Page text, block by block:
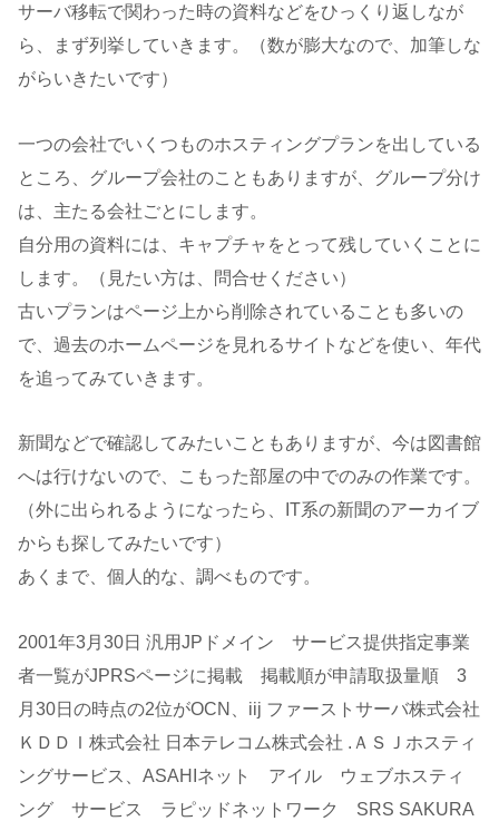
サーバ移転で関わった時の資料などをひっくり返しなが
ら、まず列挙していきます。（数が膨大なので、加筆しな
がらいきたいです）
一つの会社でいくつものホスティングプランを出している
ところ、グループ会社のこともありますが、グループ分け
は、主たる会社ごとにします。
自分用の資料には、キャプチャをとって残していくことに
します。（見たい方は、問合せください）
古いプランはページ上から削除されていることも多いの
で、過去のホームページを見れるサイトなどを使い、年代
を追ってみていきます。
新聞などで確認してみたいこともありますが、今は図書館
へは行けないので、こもった部屋の中でのみの作業です。
（外に出られるようになったら、IT系の新聞のアーカイブ
からも探してみたいです）
あくまで、個人的な、調べものです。
2001年3月30日 汎用JPドメイン サービス提供指定事業
者一覧がJPRSページに掲載 掲載順が申請取扱量順 3
月30日の時点の2位がOCN、iij ファーストサーバ株式会社
ＫＤＤＩ株式会社 日本テレコム株式会社 .ＡＳＪホスティ
ングサービス、ASAHIネット アイル ウェブホスティ
ング サービス ラピッドネットワーク SRS SAKURA